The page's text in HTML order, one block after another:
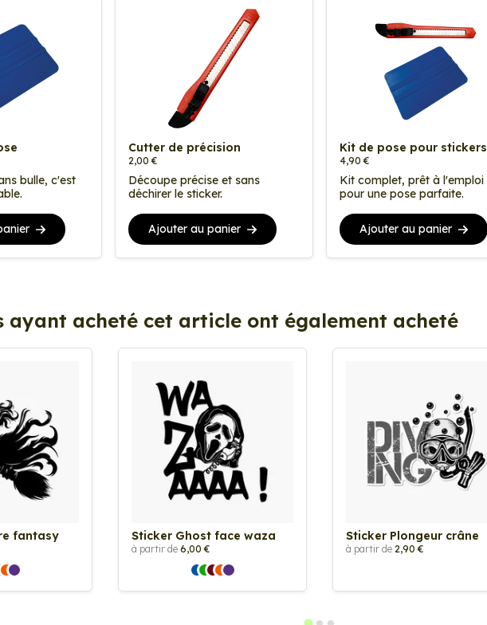
bulle, c'est
Cutter de précision
2,00 €
Découpe précise et sans
déchirer le sticker.
Ajouter au panier
Kit de pose pour stickers
4,90 €
Kit complet, prêt à l'emploi
pour une pose parfaite.
Ajouter au panier
ayant acheté cet article ont également acheté
fantasy Sticker Ghost face waza
à partir de 6,00 €
Sticker Plongeur crâne
à partir de 2,90 €